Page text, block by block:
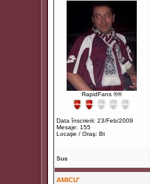
RapidFans ®®
Data înscrierii: 23/Feb/2009
Mesaje: 155
Locaţie / Oraş: Bt
Sus
AMICU'